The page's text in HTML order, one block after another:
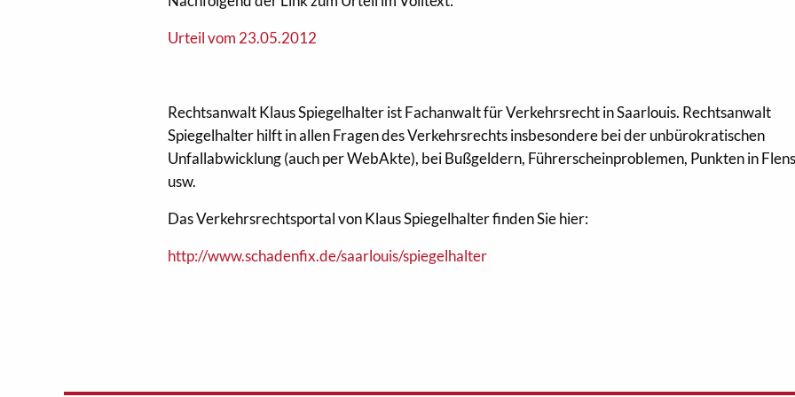
Urteil vom 23.05.2012
Rechtsanwalt Klaus Spiegelhalter ist Fachanwalt für Verkehrsrecht in Saarlouis. Rechtsanwalt
Spiegelhalter hilft in allen Fragen des Verkehrsrechts insbesondere bei der unbürokratischen
Unfallabwicklung (auch per WebAkte), bei Bußgeldern, Führerscheinproblemen, Punkten in
usw.
Das Verkehrsrechtsportal von Klaus Spiegelhalter finden Sie hier:
http://www.schadenfix.de/saarlouis/spiegelhalter